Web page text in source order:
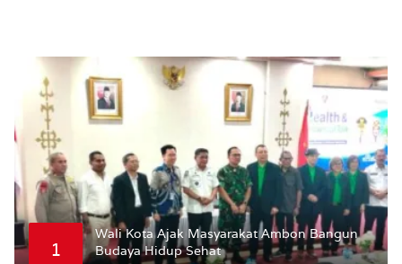
1
Wali Kota Ajak Masyarakat Ambon Bangun
Budaya Hidup Sehat